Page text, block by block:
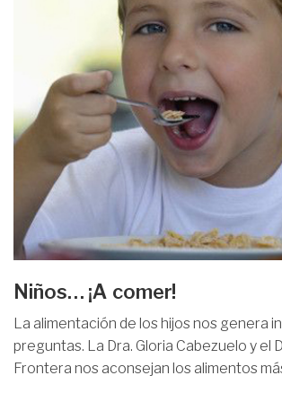
Niños… ¡A comer!
La alimentación de los hijos nos genera
preguntas. La Dra. Gloria Cabezuelo y el
Frontera nos aconsejan los alimentos